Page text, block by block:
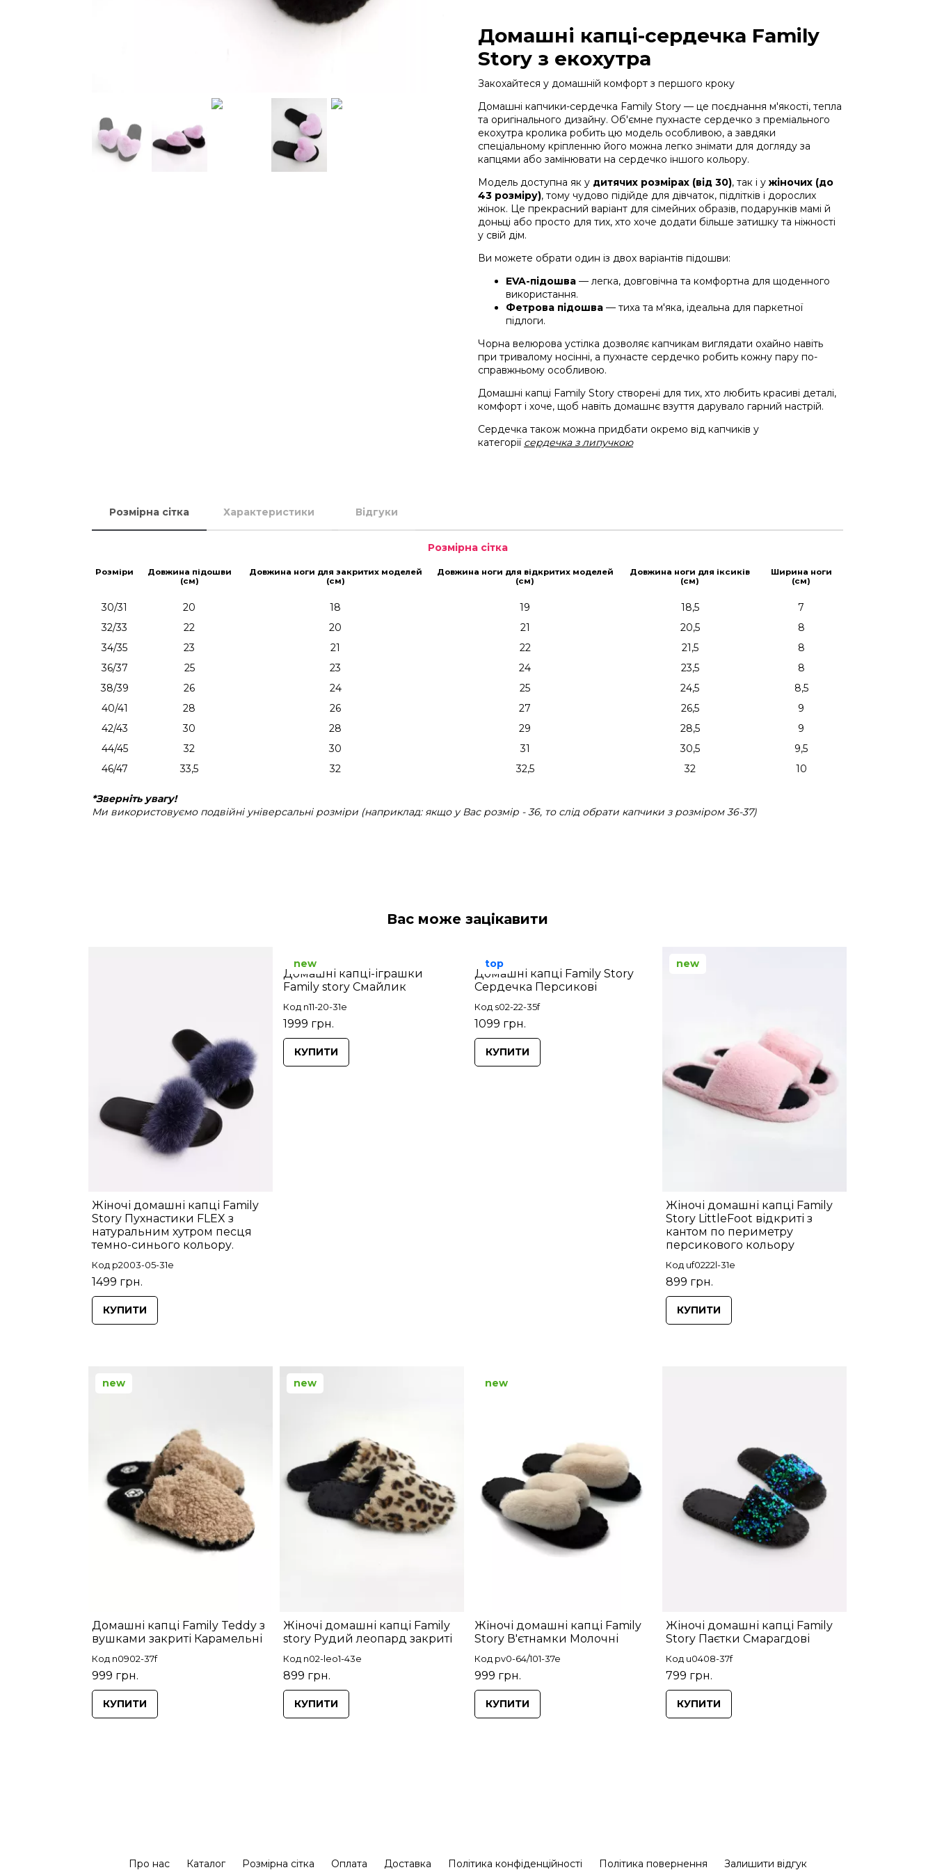
Домашні капці-сердечка Family
Story з екохутра
Закохайтеся у домашній комфорт з першого кроку
Домашні капчики-сердечка Family Story — це поєднання м'якості, тепла
та оригінального дизайну. Об'ємне пухнасте сердечко з преміального
екохутра кролика робить цю модель особливою, а завдяки
спеціальному кріпленню його можна легко знімати для догляду за
капцями або замінювати на сердечко іншого кольору.
Модель доступна як у дитячих розмірах (від 30), так і у жіночих (до
43 розміру), тому чудово підійде для дівчаток, підлітків і дорослих
жінок. Це прекрасний варіант для сімейних образів, подарунків мамі й
доньці або просто для тих, хто хоче додати більше затишку та ніжності
у свій дім.
Ви можете обрати один із двох варіантів підошви:
EVA-підошва — легка, довговічна та комфортна для щоденного
використання.
Фетрова підошва — тиха та м'яка, ідеальна для паркетної
підлоги.
Чорна велюрова устілка дозволяє капчикам виглядати охайно навіть
при тривалому носінні, а пухнасте сердечко робить кожну пару по-
справжньому особливою.
Домашні капці Family Story створені для тих, хто любить красиві деталі,
комфорт і хоче, щоб навіть домашнє взуття дарувало гарний настрій.
Сердечка також можна придбати окремо від капчиків у
категорії сердечка з липучкою
Розмірна сітка Характеристики Відгуки
Розмірна сітка
Розміри
Довжина підошви
(см)
Довжина ноги для закритих моделей
(см)
Довжина ноги для відкритих моделей
(см)
Довжина ноги для іксиків
(см)
Ширина ноги
(см)
30/31 20 18 19 18,5
7
32/33
22 20 21 20,5
8
34/35
23 21 22 21,5
8
36/37
25 23 24 23,5
8
38/39
26 24 25 24,5
8,5
40/41
28 26 27 26,5
9
42/43
30 28 29 28,5
9
44/45
32 30 31 30,5
9,5
46/47
33,5 32 32,5 32 10
*Зверніть увагу!
Ми використовуємо подвійні універсальні розміри (наприклад: якщо у Вас розмір - 36, то слід обрати капчики з розміром 36-37)
Вас може зацікавити
Жіночі домашні капці Family
Story Пухнастики FLEX з
натуральним хутром песця
темно-синього кольору.
Код p2003-05-31e
1499 грн.
КУПИТИ
Домашні капці-іграшки
Family story Смайлик
Код n11-20-31e
1999 грн.
new
КУПИТИ
Домашні капці Family Story
Сердечка Персикові
Код s02-22-35f
1099 грн.
top
КУПИТИ
Жіночі домашні капці Family
Story LittleFoot відкриті з
кантом по периметру
персикового кольору
Код uf0222l-31e
899 грн.
new
КУПИТИ
Домашні капці Family Teddy з
вушками закриті Карамельні
Код n0902-37f
999 грн.
new
КУПИТИ
Жіночі домашні капці Family
story Рудий леопард закриті
Код n02-leo1-43e
899 грн.
new
КУПИТИ
Жіночі домашні капці Family
Story В'єтнамки Молочні
Код pv0-64/101-37e
999 грн.
new
КУПИТИ
Жіночі домашні капці Family
Story Паєтки Смарагдові
Код u0408-37f
799 грн.
КУПИТИ
Про нас Каталог Розмірна сітка Оплата Доставка Політика конфіденційності Політика повернення Залишити відгук